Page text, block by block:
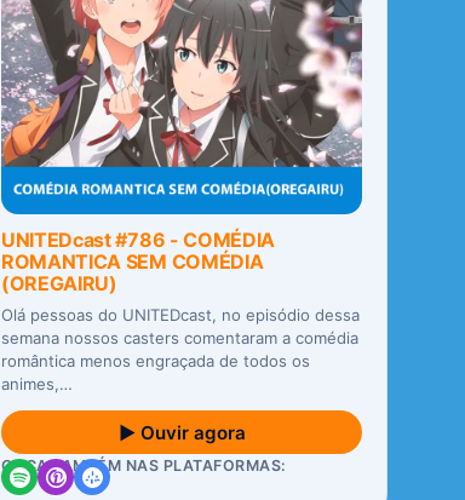
UNITEDcast #786 - COMÉDIA
ROMANTICA SEM COMÉDIA
(OREGAIRU)
Olá pessoas do UNITEDcast, no episódio dessa
semana nossos casters comentaram a comédia
romântica menos engraçada de todos os
animes,…
▶ Ouvir agora
OUÇA TAMBÉM NAS PLATAFORMAS: